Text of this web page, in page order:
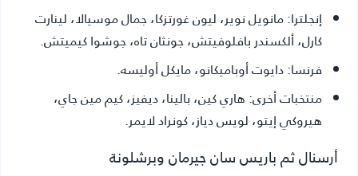
إنجلترا:مانويل نوير، ليون غورتزكا، جمال موسيالا، لينارت
كارل، ألكسندر بافلوفيتش، جونثان تاه، جوشوا كيميتش.
فرنسا:دايوت أوباميكانو، مايكل أوليسه.
منتخبات أخرى:هاري كين، بالينا، ديفيز، كيم مين جاي،
هيروكي إيتو، لويس دياز، كونراد لايمر.
أرسنال ثم باريس سان جيرمان وبرشلونة